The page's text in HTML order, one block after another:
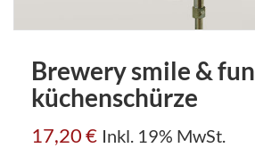
Brewery smile & fun
küchenschürze
17,20€ Inkl. 19% MwSt.